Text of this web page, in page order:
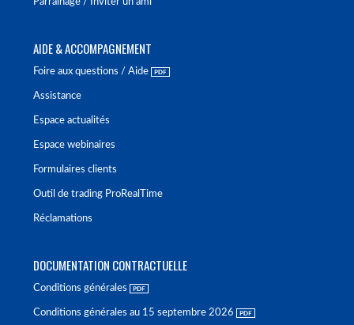
AIDE & ACCOMPAGNEMENT
Foire aux questions / Aide
Assistance
Espace actualités
Espace webinaires
Formulaires clients
Outil de trading ProRealTime
Réclamations
DOCUMENTATION CONTRACTUELLE
Conditions générales
Conditions générales au 15 septembre 2026